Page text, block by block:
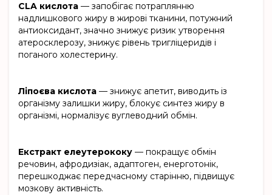
CLA кислота — запобігає потраплянню
надлишкового жиру в жирові тканини, потужний
антиоксидант, значно знижує ризик утворення
атеросклерозу, знижує рівень тригліцеридів і
поганого холестерину.
Ліпоєва кислота — знижує апетит, виводить із
організму залишки жиру, блокує синтез жиру в
організмі, нормалізує вуглеводний обмін.
Екстракт елеутерококу — покращує обмін
речовин, афродизіак, адаптоген, енерготонік,
перешкоджає передчасному старінню, підвищує
мозкову активність.